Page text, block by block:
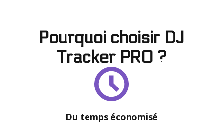
Pourquoi choisir DJ
Tracker PRO ?
Du temps économisé